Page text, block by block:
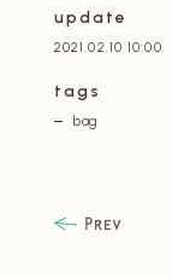
update
2021.02.10 10:00
tags
bag